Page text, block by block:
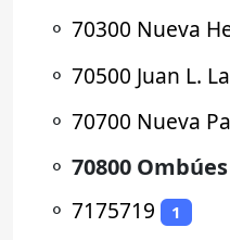
⚬ 70300 Nueva
⚬ 70500 Juan L.
⚬ 70700 Nueva
⚬ 70800
⚬ 7175719 1